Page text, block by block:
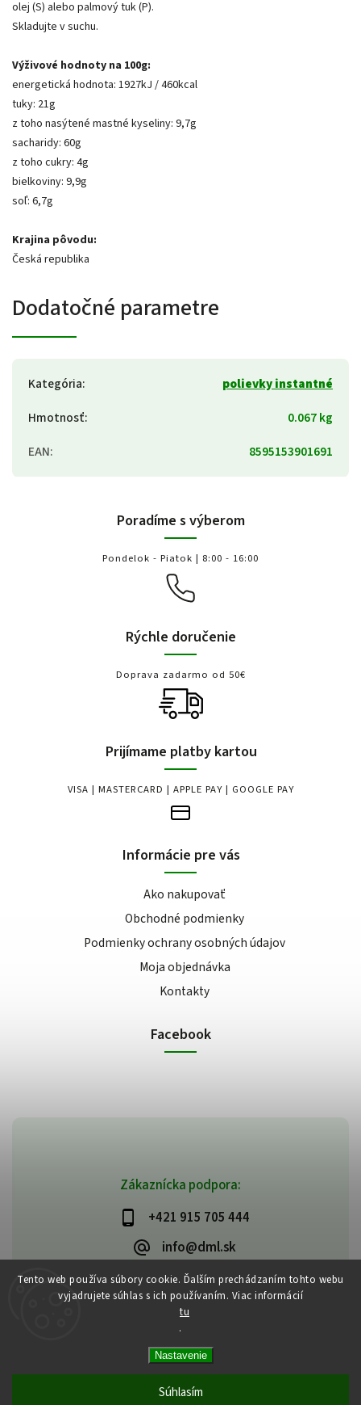
Tento web používa súbory cookie. Ďalším prechádzaním tohto webu
vyjadrujete súhlas s ich používaním. Viac informácií
tu
.
Nastavenie
Súhlasím
olej (S) alebo palmový tuk (P).
Skladujte v suchu.
Výživové hodnoty na 100g:
energetická hodnota: 1927kJ / 460kcal
tuky: 21g
z toho nasýtené mastné kyseliny: 9,7g
sacharidy: 60g
z toho cukry: 4g
bielkoviny: 9,9g
soľ: 6,7g
Krajina pôvodu:
Česká republika
Dodatočné parametre
Kategória:
polievky instantné
Hmotnosť:
0.067 kg
EAN: 8595153901691
Zákaznícka podpora:
+421 915 705 444
info@dml.sk
Poradíme s výberom
Pondelok - Piatok | 8:00 - 16:00
Rýchle doručenie
Doprava zadarmo od 50€
Prijímame platby kartou
VISA | MASTERCARD | APPLE PAY | GOOGLE PAY
Informácie pre vás
Ako nakupovať
Obchodné podmienky
Podmienky ochrany osobných údajov
Moja objednávka
Kontakty
Facebook
bifeedus | BIO | DIA | BEZLEPKOVÉ POTRAVINY
práva vyhradené.
Shoptet | Design